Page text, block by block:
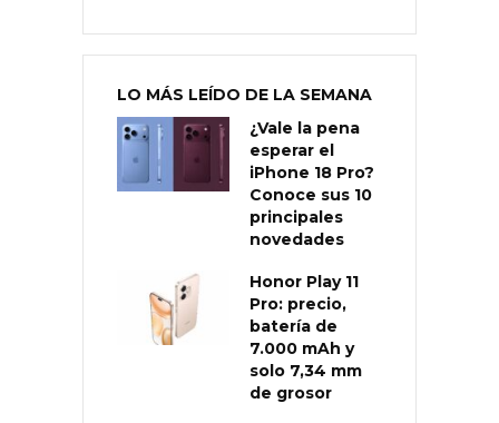
LO MÁS LEÍDO DE LA SEMANA
¿Vale la pena
esperar el
iPhone 18 Pro?
Conoce sus 10
principales
novedades
Honor Play 11
Pro: precio,
batería de
7.000 mAh y
solo 7,34 mm
de grosor